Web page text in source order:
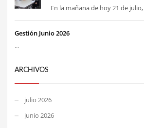
En la mañana de hoy 21 de
Gestión Junio 2026
...
ARCHIVOS
julio 2026
junio 2026